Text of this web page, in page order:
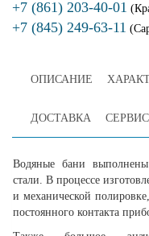
+7 (861) 203-40-01
+7 (845) 249-63-11
ОПИСАНИЕ
ДОСТАВКА СЕРВИС
Водяные бани выполнены
стали. В процессе
и механической
постоянного контакта